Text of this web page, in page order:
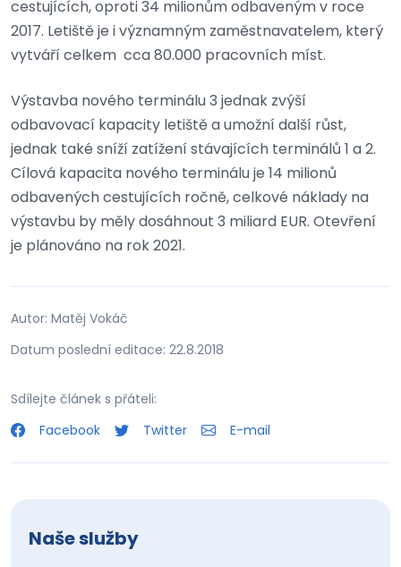
cestujících, oproti 34 milionům odbaveným v roce
2017. Letiště je i významným zaměstnavatelem, který
vytváří celkem cca 80.000 pracovních míst.
Výstavba nového terminálu 3 jednak zvýší
odbavovací kapacity letiště a umožní další růst,
jednak také sníží zatížení stávajících terminálů 1 a 2.
Cílová kapacita nového terminálu je 14 milionů
odbavených cestujících ročně, celkové náklady na
výstavbu by měly dosáhnout 3 miliard EUR. Otevření
je plánováno na rok 2021.
Autor: Matěj Vokáč
Datum poslední editace: 22.8.2018
Sdílejte článek s přáteli:
Facebook
Twitter E-mail
Naše služby